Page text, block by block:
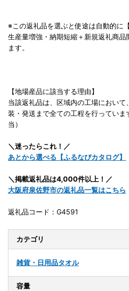
※この返礼品を選ぶと使途は自動的に
生産量増強・納期短縮＋新規返礼商品
ます。
【地場産品に該当する理由】
当該返礼品は、区域内の工場におい
装・発送まで全ての工程を行ってい
当）
＼迷ったらこれ！／
あとから選べる【ふるなびカタログ】
＼掲載返礼品は4,000件以上！／
大阪府泉佐野市の返礼品一覧はこちら
返礼品コード：G4591
カテゴリ
雑貨・日用品タオル
容量